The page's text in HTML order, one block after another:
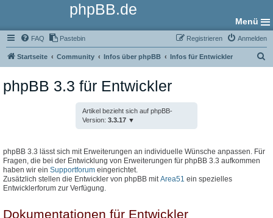
phpBB.de
Menü
FAQ Pastebin Anmelden
Registrieren
Startseite Community Infos über phpBB Infos für Entwickler
phpBB 3.3 für Entwickler
Artikel bezieht sich auf phpBB-
Version: 3.3.17
phpBB 3.3 lässt sich mit Erweiterungen an individuelle Wünsche anpassen. Für
Fragen, die bei der Entwicklung von Erweiterungen für phpBB 3.3 aufkommen
haben wir ein Supportforum eingerichtet.
Zusätzlich stellen die Entwickler von phpBB mit Area51 ein spezielles
Entwicklerforum zur Verfügung.
Dokumentationen für Entwickler